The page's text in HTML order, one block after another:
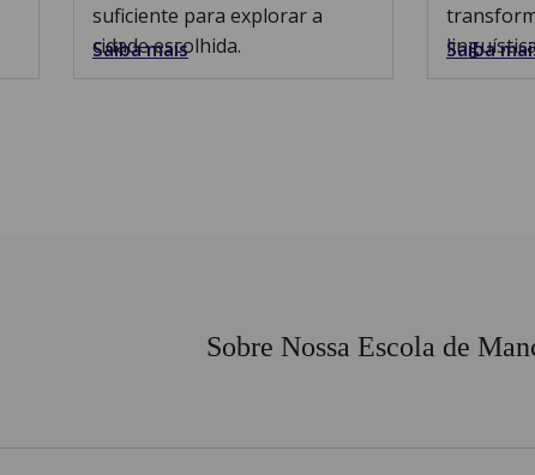
suficiente para explorar a
cidade escolhida.
Saiba mais Saiba
Sobre Nossa Escola de